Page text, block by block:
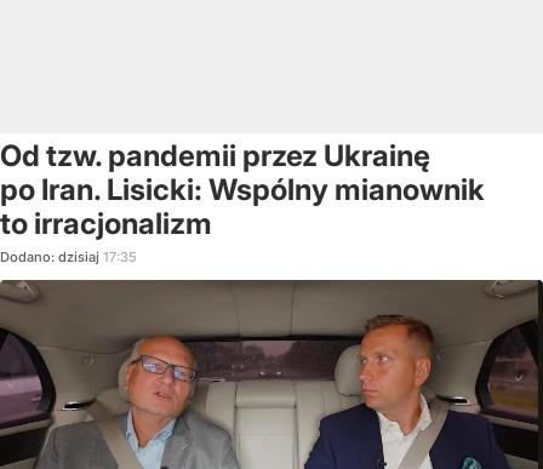
Od tzw. pandemii przez Ukrainę
po Iran. Lisicki: Wspólny mianownik
to irracjonalizm
Dodano: dzisiaj 17:35